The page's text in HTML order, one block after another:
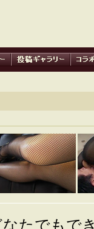
なたでもで